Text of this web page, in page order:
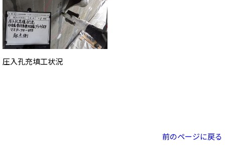
圧入孔充填工状況
前のページに戻る